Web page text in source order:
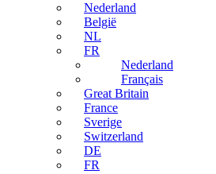
Nederland
België
NL
FR
Nederland
Français
Great Britain
France
Sverige
Switzerland
DE
FR